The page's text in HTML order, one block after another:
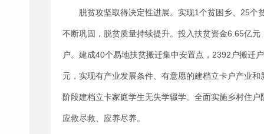
脱贫攻坚取得决定性进展。实现1个贫困乡、25个
不断巩固，脱贫质量持续提升。投入扶贫资金6.65亿
户。建成40个易地扶贫搬迁集中安置点，2392户搬迁
元，实现有产业发展条件、有意愿的建档立卡户产业
阶段建档立卡家庭学生无失学辍学。全面实施乡村住
应救尽救、应养尽养。